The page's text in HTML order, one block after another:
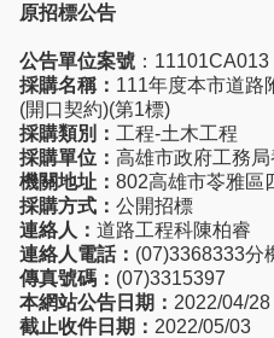
原招標公告
公告單位案號 ：11101CA013
採購名稱： 111年度本市道路
(開口契約)(第1標)
採購類別： 工程-土木工程
採購單位： 高雄市政府工務
機關地址： 802高雄市苓雅區
採購方式： 公開招標
連絡人： 道路工程科陳柏睿
連絡人電話： (07)3368333分
傳真號碼： (07)3315397
本網站公告日期： 2022/04/28
截止收件日期： 2022/05/03